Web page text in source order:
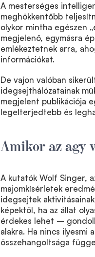
A mesterséges
meghökkentőbb
olykor mintha egészen
megjelenő, egymásra
emlékeztetnek arra,
információkat.
De vajon valóban
idegsejthálózatainak
megjelent publikációja
legelterjedtebb és
Amikor az agy
A kutatók Wolf Singer,
majomkísérletek
idegsejtek
képektől, ha az állat
érdekes lehet –
alakra. Ha nincs ilyesmi
összehangoltsága